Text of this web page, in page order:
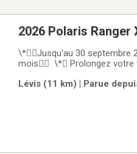
2026 Polaris Ranger
\*Jusqu'au 30 septembre
mois \* Prolongez votre
1000 NorthStar Texas Edition
Lévis (11 km) | Parue